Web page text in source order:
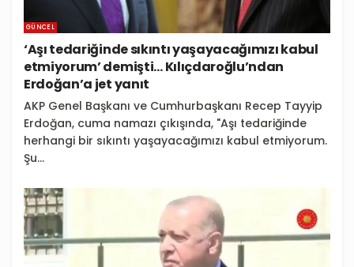
GÜNCEL
‘Aşı tedariğinde sıkıntı yaşayacağımızı kabul
etmiyorum’ demişti… Kılıçdaroğlu’ndan
Erdoğan’a jet yanıt
AKP Genel Başkanı ve Cumhurbaşkanı Recep Tayyip
Erdoğan, cuma namazı çıkışında, "Aşı tedariğinde
herhangi bir sıkıntı yaşayacağımızı kabul etmiyorum.
Şu...